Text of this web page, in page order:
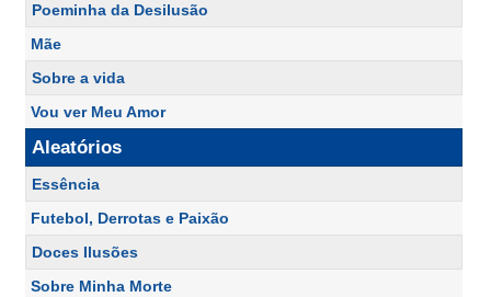
Poeminha da Desilusão
Mãe
Sobre a vida
Vou ver Meu Amor
Aleatórios
Essência
Futebol, Derrotas e Paixão
Doces Ilusões
Sobre Minha Morte